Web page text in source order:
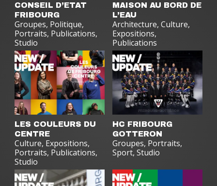
CONSEIL D’ETAT
FRIBOURG
Groupes, Politique,
Portraits, Publications,
Studio
MAISON AU BORD DE
L’EAU
Architecture, Culture,
Expositions,
Publications
LES COULEURS DU
CENTRE
Culture, Expositions,
Portraits, Publications,
Studio
HC FRIBOURG
GOTTERON
Groupes, Portraits,
Sport, Studio